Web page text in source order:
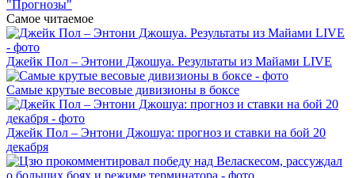
"Прогнозы"
Самое читаемое
Джейк Пол – Энтони Джошуа. Результаты из Майами LIVE
Самые крутые весовые дивизионы в боксе
Джейк Пол – Энтони Джошуа: прогноз и ставки на бой 20
декабря